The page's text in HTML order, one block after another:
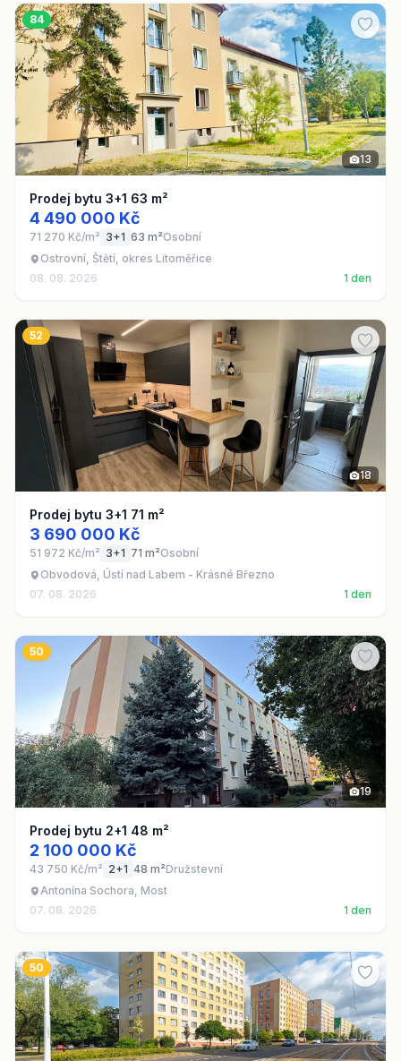
84
13
Prodej bytu 3+1 63 m²
4 490 000 Kč
71 270 Kč/m² 3+1 63 m²Osobní
Ostrovní, Štětí, okres Litoměřice
08. 08. 2026
1 den
52
18
Prodej bytu 3+1 71 m²
3 690 000 Kč
51 972 Kč/m² 3+1 71 m²Osobní
Obvodová, Ústí nad Labem - Krásné Březno
07. 08. 2026
1 den
50
19
Prodej bytu 2+1 48 m²
2 100 000 Kč
43 750 Kč/m² 2+1 48 m²Družstevní
Antonína Sochora, Most
07. 08. 2026
1 den
50